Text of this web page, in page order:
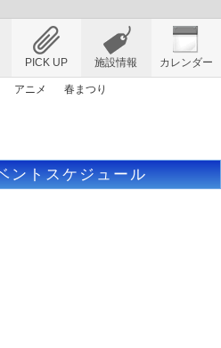
ト、テレビ、ショップ、出会い、転職まで名古
PICK UP カレンダー
施設情報
アニメ
春まつり
ントスケジュール